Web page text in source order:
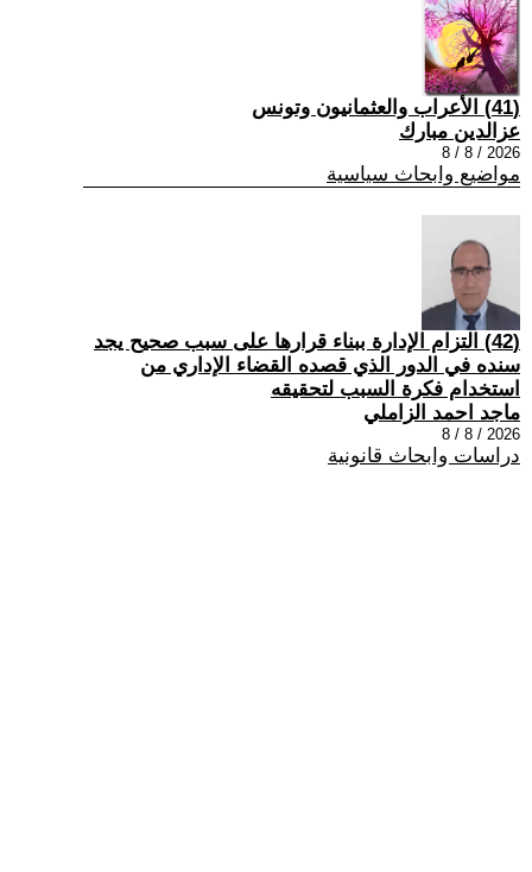
(41) الأعراب والعثمانيون وتونس
عزالدين مبارك
2026 / 8 / 8
مواضيع وابحاث سياسية
(42) التزام الإدارة ببناء قرارها على سبب صحیح یجد
سنده في الدور الذي قصده القضاء الإداري من
استخدام فكرة السبب لتحقیقه
ماجد احمد الزاملي
2026 / 8 / 8
دراسات وابحاث قانونية